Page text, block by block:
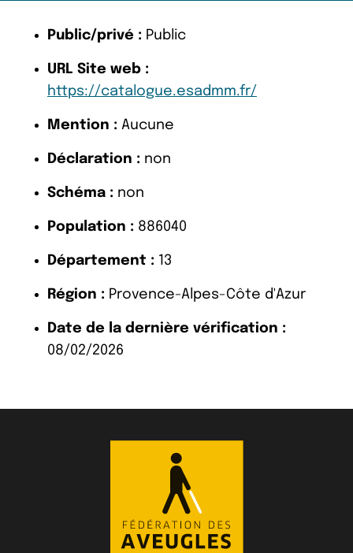
Public/privé : Public
URL Site web :
https://catalogue.esadmm.fr/
Mention : Aucune
Déclaration : non
Schéma : non
Population : 886040
Département : 13
Région : Provence-Alpes-Côte d'Azur
Date de la dernière vérification :
08/02/2026